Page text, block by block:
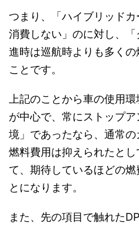
つまり、「ハイブリッド
消費しない」のに対し、
進時は巡航時よりも多く
ことです。
上記のことから車の使用
が中心で、常にストップ
境」であったなら、通常
燃料費用は抑えられたと
て、期待しているほどの
とになります。
また、先の項目で触れた